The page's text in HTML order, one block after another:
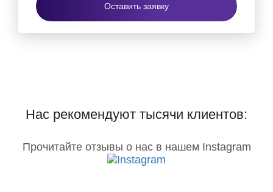
Оставить заявку
Нас рекомендуют тысячи клиентов:
Прочитайте отзывы о нас в нашем Instagram